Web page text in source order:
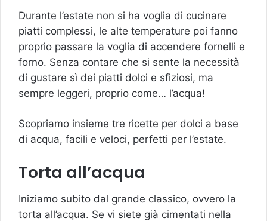
Durante l’estate non si ha voglia di cucinare
piatti complessi, le alte temperature poi fanno
proprio passare la voglia di accendere fornelli e
forno. Senza contare che si sente la necessità
di gustare sì dei piatti dolci e sfiziosi, ma
sempre leggeri, proprio come… l’acqua!
Scopriamo insieme tre ricette per dolci a base
di acqua, facili e veloci, perfetti per l’estate.
Torta all’acqua
Iniziamo subito dal grande classico, ovvero la
torta all’acqua. Se vi siete già cimentati nella